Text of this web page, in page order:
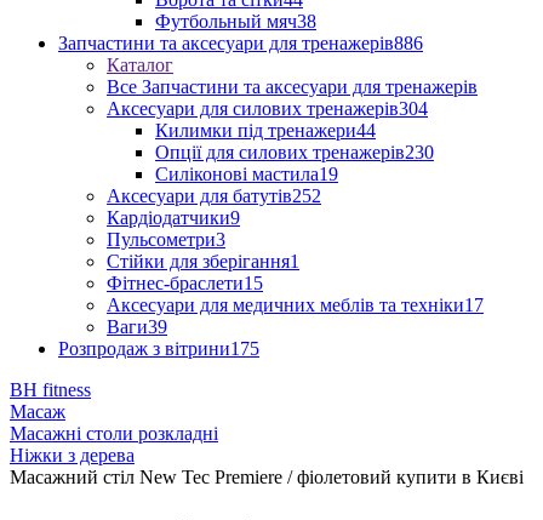
Футбольный мяч38
Запчастини та аксесуари для тренажерів886
Каталог
Все Запчастини та аксесуари для тренажерів
Аксесуари для силових тренажерів304
Килимки під тренажери44
Опції для силових тренажерів230
Силіконові мастила19
Аксесуари для батутів252
Кардіодатчики9
Пульсометри3
Стійки для зберігання1
Фітнес-браслети15
Аксесуари для медичних меблів та техніки17
Ваги39
Розпродаж з вітрини175
BH fitness
Масаж
Масажні столи розкладні
Ніжки з дерева
Масажний стіл New Tec Premiere / фіолетовий купити в Києві